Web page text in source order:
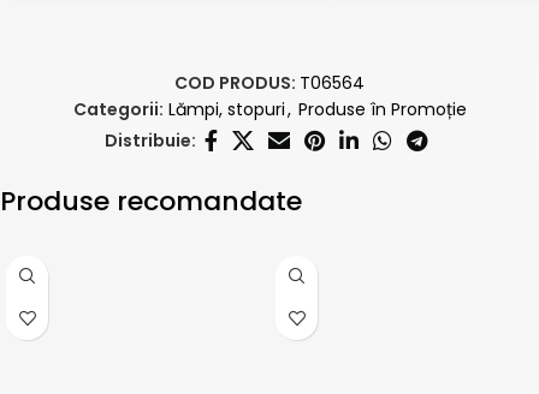
COD PRODUS: T06564
Categorii: Lămpi, stopuri, Produse în Promoție
Distribuie:
Produse recomandate